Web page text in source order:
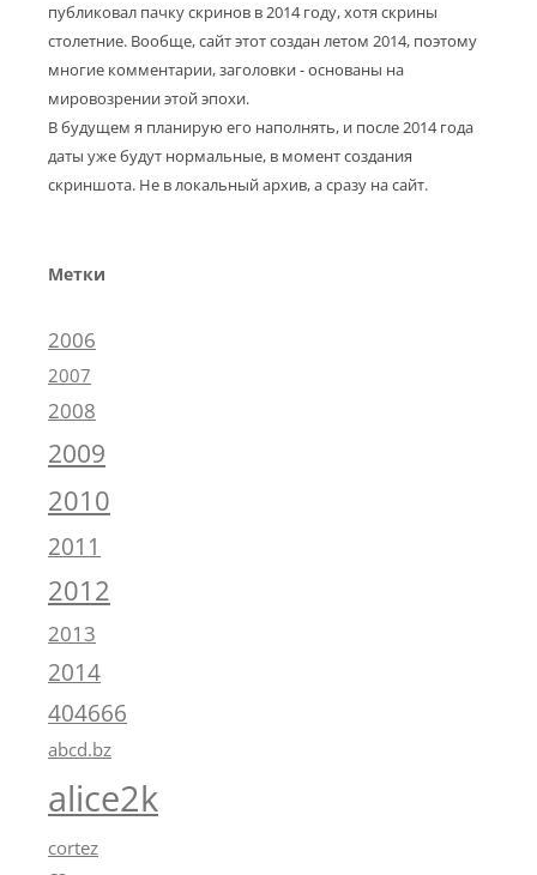
публиковал пачку скринов в 2014 году, хотя скрины
столетние. Вообще, сайт этот создан летом 2014, поэтому
многие комментарии, заголовки - основаны на
мировозрении этой эпохи.
В будущем я планирую его наполнять, и после 2014 года
даты уже будут нормальные, в момент создания
скриншота. Не в локальный архив, а сразу на сайт.
Метки
2006
2007
2008
2009
2010
2011
2012
2013
2014
404666
abcd.bz
alice2k
cortez